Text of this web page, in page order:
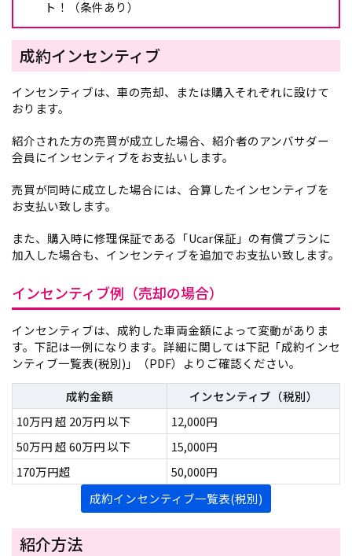
ト！（条件あり）
成約インセンティブ
インセンティブは、車の売却、または購入それぞれに設けて
おります。
紹介された方の売買が成立した場合、紹介者のアンバサダー
会員にインセンティブをお支払いします。
売買が同時に成立した場合には、合算したインセンティブを
お支払い致します。
また、購入時に修理保証である「Ucar保証」の有償プランに
加入した場合も、インセンティブを追加でお支払い致します。
インセンティブ例（売却の場合）
インセンティブは、成約した車両金額によって変動がありま
す。下記は一例になります。詳細に関しては下記「成約インセ
ンティブ一覧表(税別)」（PDF）よりご確認ください。
成約金額
インセンティブ（税別）
10万円 超 20万円 以下
12,000円
50万円 超 60万円 以下
15,000円
170万円超
50,000円
成約インセンティブ一覧表(税別)
紹介方法